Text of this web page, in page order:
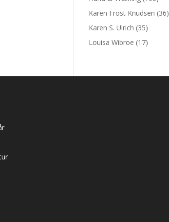
Karen Frost Knudsen (36)
Karen S. Ulrich (35)
Louisa Wibroe (17)